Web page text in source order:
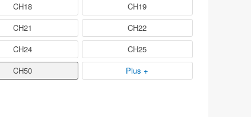
CH18
CH19
CH21
CH22
CH24
CH25
CH50 Plus +